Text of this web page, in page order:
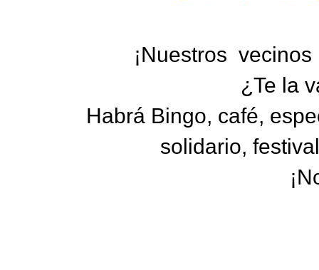
¡Nuestros
¿Te la
Habrá Bingo, café,
solidario,